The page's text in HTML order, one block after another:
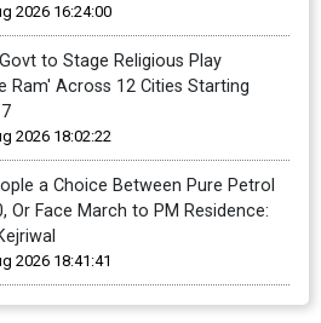
2026 16:24:00
to Stage Religious Play
Ram' Across 12 Cities Starting
2026 18:02:22
a Choice Between Pure Petrol
Or Face March to PM Residence:
2026 18:41:41